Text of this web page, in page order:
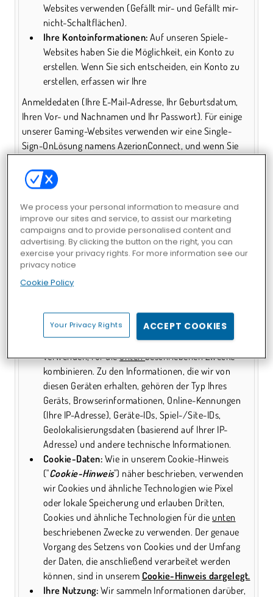
Websites verwenden (Gefällt mir- und Gefällt mir-
nicht-Schaltflächen).
Ihre Kontoinformationen: Auf unseren Spiele-
Websites haben Sie die Möglichkeit, ein Konto zu
erstellen. Wenn Sie sich entscheiden, ein Konto zu
erstellen, erfassen wir Ihre
Anmeldedaten (Ihre E-Mail-Adresse, Ihr Geburtsdatum,
Ihren Vor- und Nachnamen und Ihr Passwort). Für einige
unserer Gaming-Websites verwenden wir eine Single-
Sign-On­Lösung namens AzerionConnect, und wenn Sie
Sie ein Azerion Connect-Konto.
Persönliche Daten, die wir durch Ihre Nutzung unserer
Dienste erhalten oder erzeugen
Wenn Sie auf unsere Spiele-Webseiten zugreifen oder ein
Spiel von unseren Spiele-Webseiten spielen, verarbeiten
wir auch gerätebezogene Informationen und
Informationen darüber, wie Sie mit unseren Spielen oder
Spiele-Webseiten interagieren, einschließlich:
Informationen über Ihr Gerät/Ihre
Geräteeinstellungen und können diese
Informationen über verschiedene Geräte, die Sie
verwenden, für dieuntenbeschriebenen Zwecke
kombinieren. Zu den Informationen, die wir von
diesen Geräten erhalten, gehören der Typ Ihres
Geräts, Browserinformationen, Online-Kennungen
(Ihre IP-Adresse), Geräte-IDs, Spiel-/Site-IDs,
Geolokalisierungsdaten (basierend auf Ihrer IP-
Adresse) und andere technische Informationen.
Cookie-Daten: Wie in unserem Cookie-Hinweis
("Cookie-Hinweis") näher beschrieben, verwenden
wir Cookies und ähnliche Technologien wie Pixel
oder lokale Speicherung und erlauben Dritten,
Cookies und ähnliche Technologien für die unten
beschriebenen Zwecke zu verwenden. Der genaue
Vorgang des Setzens von Cookies und der Umfang
der Daten, die anschließend verarbeitet werden
können, sind in unserem Cookie-Hinweis dargelegt.
Ihre Nutzung: Wir sammeln Informationen darüber,
We process your personal information to measure and
improve our sites and service, to assist our marketing
campaigns and to provide personalised content and
advertising. By clicking the button on the right, you can
exercise your privacy rights. For more information see our
privacy notice
Cookie Policy
Your Privacy Rights ACCEPT COOKIES